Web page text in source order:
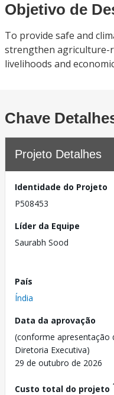
Objetivo de
To provide safe and
strengthen agriculture-
livelihoods and
Chave
Projeto Detalhes
Identidade do Projeto
P508453
Líder da Equipe
Saurabh Sood
País
Índia
Data da aprovação
(conforme apresentação
Diretoria Executiva)
29 de outubro de 2026
Custo total do projeto